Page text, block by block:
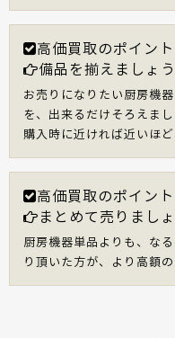
高価買取のポイント
備品を揃えましょう
お売りになりたい厨房機
を、出来るだけそろえまし
購入時に近ければ近いほ
高価買取のポイント
まとめて売りましょ
厨房機器単品よりも、な
り頂いた方が、より高額